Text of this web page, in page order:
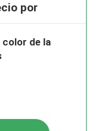
por
de la